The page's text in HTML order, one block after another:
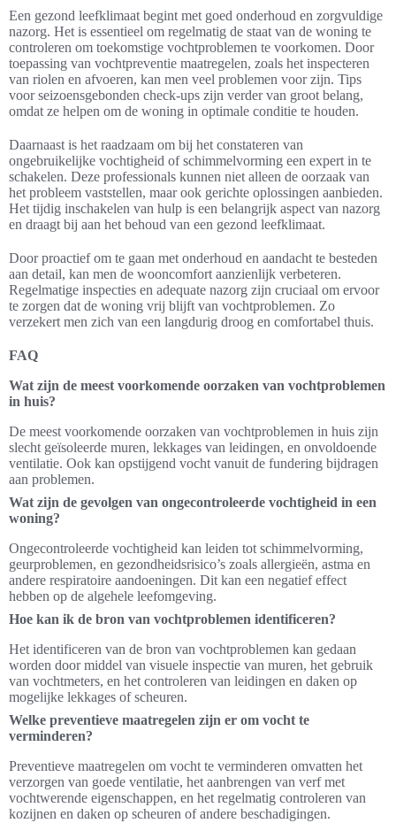
Een gezond leefklimaat begint met goed onderhoud en zorgvuldige
nazorg. Het is essentieel om regelmatig de staat van de woning te
controleren om toekomstige vochtproblemen te voorkomen. Door
toepassing van vochtpreventie maatregelen, zoals het inspecteren
van riolen en afvoeren, kan men veel problemen voor zijn. Tips
voor seizoensgebonden check-ups zijn verder van groot belang,
omdat ze helpen om de woning in optimale conditie te houden.
Daarnaast is het raadzaam om bij het constateren van
ongebruikelijke vochtigheid of schimmelvorming een expert in te
schakelen. Deze professionals kunnen niet alleen de oorzaak van
het probleem vaststellen, maar ook gerichte oplossingen aanbieden.
Het tijdig inschakelen van hulp is een belangrijk aspect van nazorg
en draagt bij aan het behoud van een gezond leefklimaat.
Door proactief om te gaan met onderhoud en aandacht te besteden
aan detail, kan men de wooncomfort aanzienlijk verbeteren.
Regelmatige inspecties en adequate nazorg zijn cruciaal om ervoor
te zorgen dat de woning vrij blijft van vochtproblemen. Zo
verzekert men zich van een langdurig droog en comfortabel thuis.
FAQ
Wat zijn de meest voorkomende oorzaken van vochtproblemen
in huis?
De meest voorkomende oorzaken van vochtproblemen in huis zijn
slecht geïsoleerde muren, lekkages van leidingen, en onvoldoende
ventilatie. Ook kan opstijgend vocht vanuit de fundering bijdragen
aan problemen.
Wat zijn de gevolgen van ongecontroleerde vochtigheid in een
woning?
Ongecontroleerde vochtigheid kan leiden tot schimmelvorming,
geurproblemen, en gezondheidsrisico’s zoals allergieën, astma en
andere respiratoire aandoeningen. Dit kan een negatief effect
hebben op de algehele leefomgeving.
Hoe kan ik de bron van vochtproblemen identificeren?
Het identificeren van de bron van vochtproblemen kan gedaan
worden door middel van visuele inspectie van muren, het gebruik
van vochtmeters, en het controleren van leidingen en daken op
mogelijke lekkages of scheuren.
Welke preventieve maatregelen zijn er om vocht te
verminderen?
Preventieve maatregelen om vocht te verminderen omvatten het
verzorgen van goede ventilatie, het aanbrengen van verf met
vochtwerende eigenschappen, en het regelmatig controleren van
kozijnen en daken op scheuren of andere beschadigingen.